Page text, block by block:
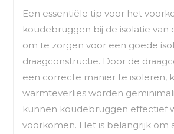
Een essentiële tip voor het
koudebruggen bij de isolatie van
om te zorgen voor een goede
draagconstructie. Door de
een correcte manier te isoleren,
warmteverlies worden
kunnen koudebruggen effectief
voorkomen. Het is belangrijk om